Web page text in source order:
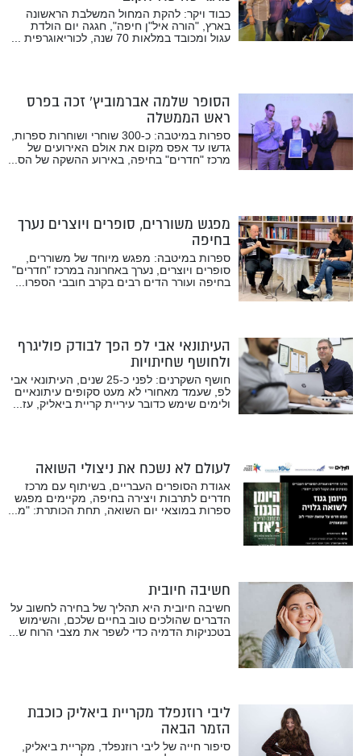
כבוד ויקר: להקת המחול המשלבת הראשונה
בארץ, "הורה איל"ן חיפה", חגגה יום הולדת
עגול ומכובד במלאות 70 שנה, לכוריאוגרפית ...
הסופר שלמה אברמוביץ’ זכה בפרס
ראש הממשלה
ספרות במיטבה: כ-300 שוחרי ושוחרות ספרות,
גדשו עד אפס מקום את אולם האירועים של
מרכז "חדרים" בחיפה, באירוע ההשקה של הס...
מפגש משוררים, סופרים ויוצרים נערך
בחיפה
ספרות במיטבה: מפגש מיוחד של משוררים,
סופרים ויוצרים, נערך באחרונה במרכז "חדרים"
בחיפה ועורר הדים רבים בקרב חובבי הספרו...
העיתונאי אבי לפ הפך לבודק פוליגרף
ולחושף שחיתויות
חושף השקרנים: לפני כ-25 שנים, העיתונאי אבי
לפ, שעמד מאחורי לא מעט סקופים עיתונאיים
ולימים שימש כדובר עיריית קריית ביאליק, עז...
לעולם לא נשכח את ניצולי השואה
אגודת הסופרים העבריים, בשיתוף עם מרכז
חדרים לתרבות ויצירה בחיפה, מקיימים מפגש
ספרות במוצאי יום השואה, תחת הכותרת: "מ...
חשיבה חיובית
חשיבה חיובית היא תהליך של בחירה לחשוב על
הדברים שהולכים טוב בחיים שלכם, והשימוש
בטכניקות הדמיה כדי לשפר את מצבי הרוח ש...
ליבי רוזנפלד מקריית ביאליק כוכבת
הזמר הבאה
סיפור חייה של ליבי רוזנפלד, מקריית ביאליק,